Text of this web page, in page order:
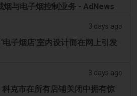
与电子烟控制业务 - AdNews
3 days ago
电子烟店’室内设计而在网上引发
3 days ago
克市在所有店铺关闭中拥有惊